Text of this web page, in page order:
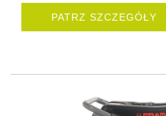
PATRZ SZCZEGÓŁY